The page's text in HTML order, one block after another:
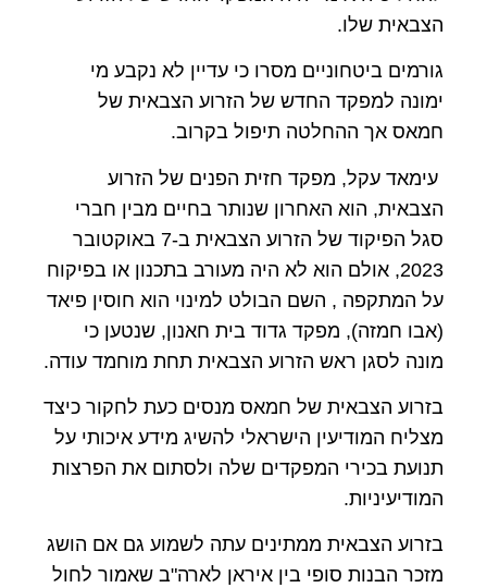
הצבאית שלו.
גורמים ביטחוניים מסרו כי עדיין לא נקבע מי
ימונה למפקד החדש של הזרוע הצבאית של
חמאס אך ההחלטה תיפול בקרוב.
עימאד עקל, מפקד חזית הפנים של הזרוע
הצבאית, הוא האחרון שנותר בחיים מבין חברי
סגל הפיקוד של הזרוע הצבאית ב-7 באוקטובר
2023, אולם הוא לא היה מעורב בתכנון או בפיקוח
על המתקפה , השם הבולט למינוי הוא חוסין פיאד
(אבו חמזה), מפקד גדוד בית חאנון, שנטען כי
מונה לסגן ראש הזרוע הצבאית תחת מוחמד עודה.
בזרוע הצבאית של חמאס מנסים כעת לחקור כיצד
מצליח המודיעין הישראלי להשיג מידע איכותי על
תנועת בכירי המפקדים שלה ולסתום את הפרצות
המודיעיניות.
בזרוע הצבאית ממתינים עתה לשמוע גם אם הושג
מזכר הבנות סופי בין איראן לארה"ב שאמור לחול